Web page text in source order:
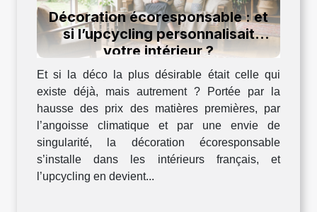
Décoration écoresponsable : et
si l’upcycling personnalisait
votre intérieur ?
Et si la déco la plus désirable était celle qui
existe déjà, mais autrement ? Portée par la
hausse des prix des matières premières, par
l’angoisse climatique et par une envie de
singularité, la décoration écoresponsable
s’installe dans les intérieurs français, et
l’upcycling en devient...